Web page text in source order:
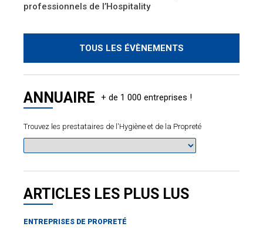
professionnels de l’Hospitality
TOUS LES ÉVÈNEMENTS
ANNUAIRE
Trouvez les prestataires de l'Hygiène et de la Propreté
ARTICLES LES PLUS LUS
ENTREPRISES DE PROPRETÉ